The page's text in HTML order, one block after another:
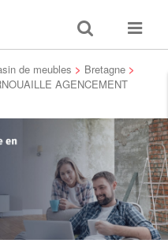
Toggle
search
Toggle
de meubles > Bretagne >
AGENCEMENT